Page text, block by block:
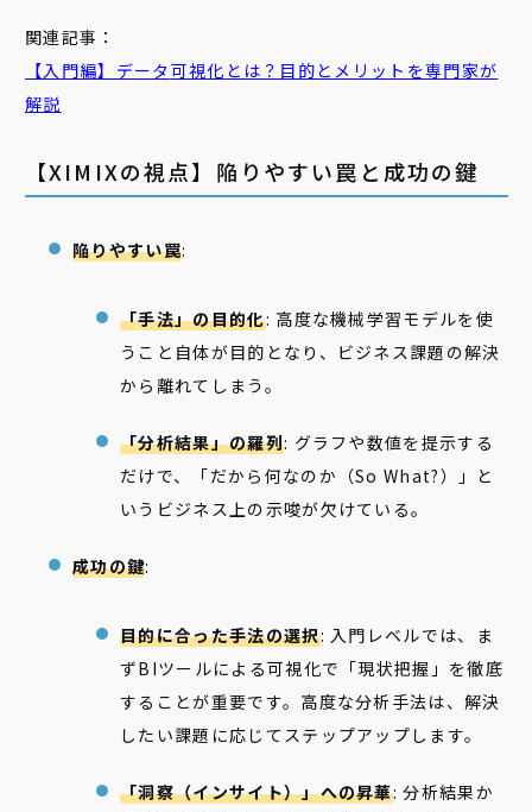
関連記事：
【入門編】データ 可視化 とは？目的とメリットを専門家が
解説
【XIMIXの視点】陥りやすい罠と成功の鍵
陥りやすい罠:
「手法」の目的化: 高度な機械学習モデルを使
うこと自体が目的となり、ビジネス課題の解決
から離れてしまう。
「分析結果」の羅列: グラフや数値を提示する
だけで、「だから何なのか（So What?）」と
いうビジネス上の示唆が欠けている。
成功の鍵:
目的に合った手法の選択: 入門レベルでは、ま
ずBIツールによる可視化で「現状把握」を徹底
することが重要です。高度な分析手法は、解決
したい課題に応じてステップアップします。
「洞察（インサイト）」への昇華: 分析結果か